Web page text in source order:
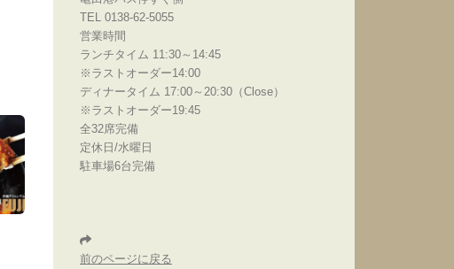
TEL 0138-62-5055
営業時間
ランチタイム 11:30～14:45
※ラストオーダー14:00
ディナータイム 17:00～20:30（Close）
※ラストオーダー19:45
全32席完備
定休日/水曜日
駐車場6台完備
前のページに戻る